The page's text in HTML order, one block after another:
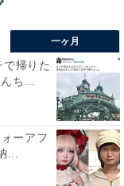
一ヶ月
帰りた
ち...
ーアフ
...